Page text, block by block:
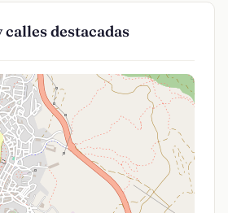
destacadas